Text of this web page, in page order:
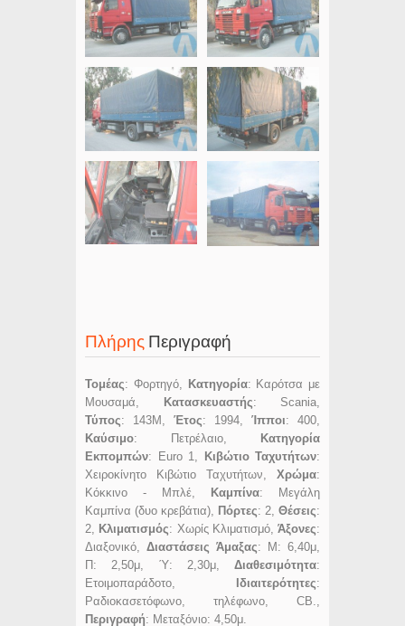
Πλήρης Περιγραφή
Τομέας: Φορτηγό, Κατηγορία: Καρότσα με
Μουσαμά,
Κατασκευαστής: Scania,
Τύπος: 143M, Έτος: 1994, Ίπποι: 400,
Καύσιμο: Πετρέλαιο,
Κατηγορία
Εκπομπών: Euro 1, Κιβώτιο Ταχυτήτων:
Χειροκίνητο Κιβώτιο Ταχυτήτων, Χρώμα:
Κόκκινο - Μπλέ,
Καμπίνα: Μεγάλη
Καμπίνα (δυο κρεβάτια), Πόρτες: 2, Θέσεις:
2, Κλιματισμός: Χωρίς Κλιματισμό, Άξονες:
Διαξονικό, Διαστάσεις Άμαξας: Μ: 6,40μ,
Π: 2,50μ, Ύ: 2,30μ, Διαθεσιμότητα:
Ετοιμοπαράδοτο,
Ιδιαιτερότητες:
Ραδιοκασετόφωνο, τηλέφωνο, CB.,
Περιγραφή: Μεταξόνιο: 4,50μ.